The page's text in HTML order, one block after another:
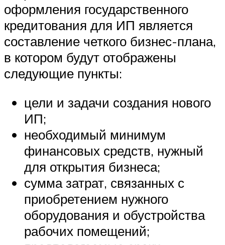
оформления государственного
кредитования для ИП является
составление четкого бизнес-плана,
в котором будут отображены
следующие пункты:
цели и задачи создания нового
ИП;
необходимый минимум
финансовых средств, нужный
для открытия бизнеса;
сумма затрат, связанных с
приобретением нужного
оборудования и обустройства
рабочих помещений;